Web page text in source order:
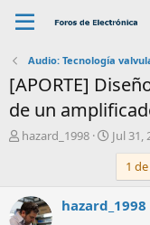
Audio: Tecnología
[APORTE]
de un
A
r
hazard_1998
F
e
h
a
d
Jul 31,
1
hazard_1998